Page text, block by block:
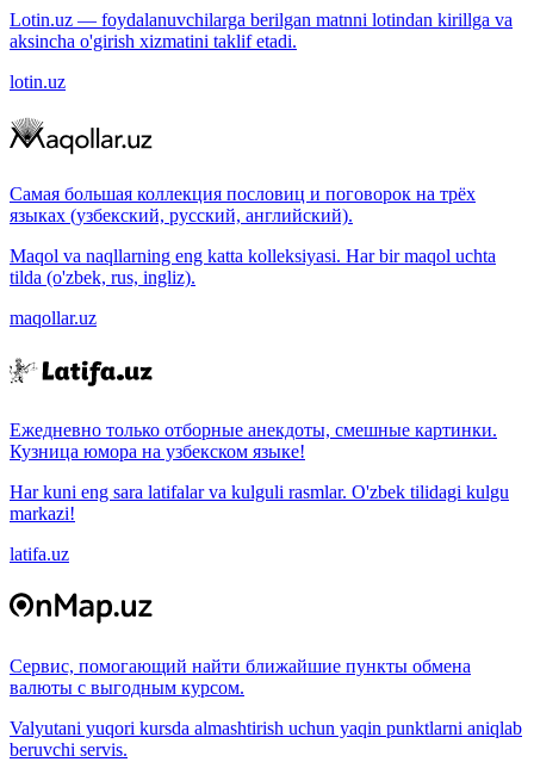
Lotin.uz — foydalanuvchilarga berilgan matnni lotindan kirillga va
aksincha o'girish xizmatini taklif etadi.
lotin.uz
Самая большая коллекция пословиц и поговорок на трёх
языках (узбекский, русский, английский).
Maqol va naqllarning eng katta kolleksiyasi. Har bir maqol uchta
tilda (o'zbek, rus, ingliz).
maqollar.uz
Ежедневно только отборные анекдоты, смешные картинки.
Кузница юмора на узбекском языке!
Har kuni eng sara latifalar va kulguli rasmlar. O'zbek tilidagi kulgu
markazi!
latifa.uz
Сервис, помогающий найти ближайшие пункты обмена
валюты с выгодным курсом.
Valyutani yuqori kursda almashtirish uchun yaqin punktlarni aniqlab
beruvchi servis.